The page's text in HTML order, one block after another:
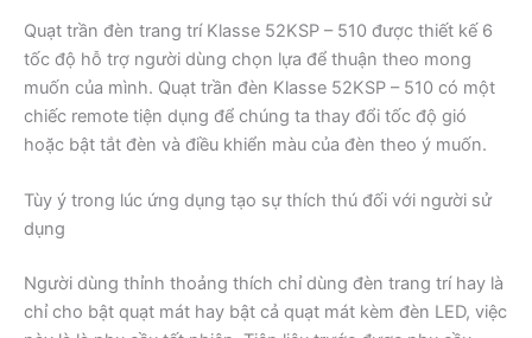
Quạt trần đèn trang trí Klasse 52KSP – 510 được thiết kế 6
tốc độ hỗ trợ người dùng chọn lựa để thuận theo mong
muốn của mình. Quạt trần đèn Klasse 52KSP – 510 có một
chiếc remote tiện dụng để chúng ta thay đổi tốc độ gió
hoặc bật tắt đèn và điều khiển màu của đèn theo ý muốn.
Tùy ý trong lúc ứng dụng tạo sự thích thú đối với người sử
dụng
Người dùng thỉnh thoảng thích chỉ dùng đèn trang trí hay là
chỉ cho bật quạt mát hay bật cả quạt mát kèm đèn LED, việc